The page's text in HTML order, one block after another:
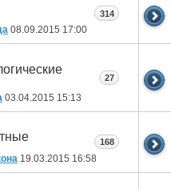
08.09.2015 17:00
314
03.04.2015 15:13
27
19.03.2015 16:58
168